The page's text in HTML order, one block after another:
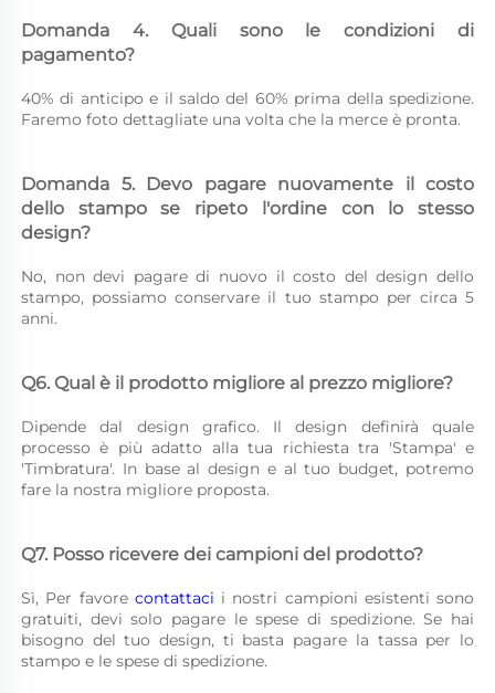
Domanda 4. Quali sono le condizioni di
pagamento?
40% di anticipo e il saldo del 60% prima della spedizione.
Faremo foto dettagliate una volta che la merce è pronta.
Domanda 5. Devo pagare nuovamente il costo
dello stampo se ripeto l'ordine con lo stesso
design?
No, non devi pagare di nuovo il costo del design dello
stampo, possiamo conservare il tuo stampo per circa 5
anni.
Q6. Qual è il prodotto migliore al prezzo migliore?
Dipende dal design grafico. Il design definirà quale
processo è più adatto alla tua richiesta tra 'Stampa' e
'Timbratura'. In base al design e al tuo budget, potremo
fare la nostra migliore proposta.
Q7. Posso ricevere dei campioni del prodotto?
Sì, Per favore contattaci i nostri campioni esistenti sono
gratuiti, devi solo pagare le spese di spedizione. Se hai
bisogno del tuo design, ti basta pagare la tassa per lo
stampo e le spese di spedizione.